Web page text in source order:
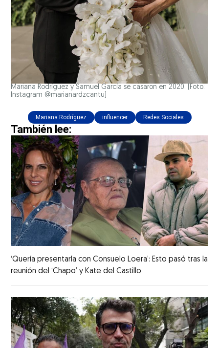
Mariana Rodríguez y Samuel García se casaron en 2020. (Foto:
Instagram @marianardzcantu)
Mariana Rodríguez influencer Redes Sociales
También lee:
‘Quería presentarla con Consuelo Loera’: Esto pasó tras la
reunión del ‘Chapo’ y Kate del Castillo